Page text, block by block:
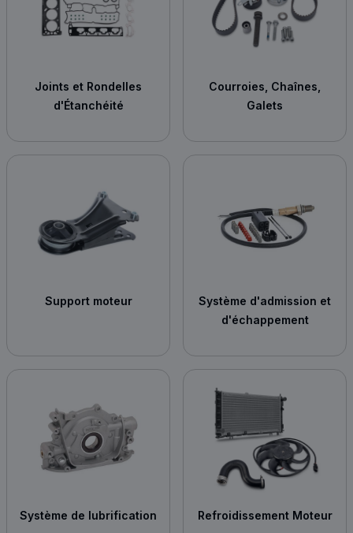
Joints et Rondelles
d'Étanchéité
Courroies, Chaînes,
Galets
Support moteur
Système d'admission et
d'échappement
Système de lubrification Refroidissement Moteur